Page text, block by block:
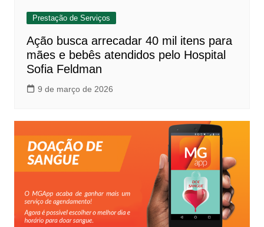
Prestação de Serviços
Ação busca arrecadar 40 mil itens para
mães e bebês atendidos pelo Hospital
Sofia Feldman
9 de março de 2026